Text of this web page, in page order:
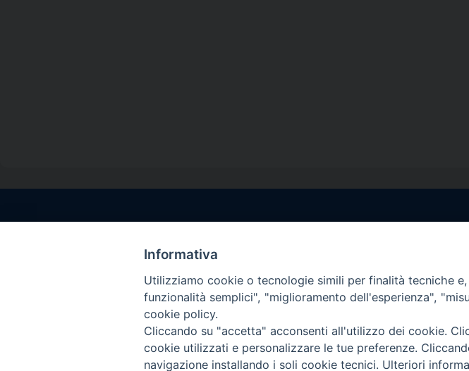
Via Santa Maria della Pietà, 44 – 80067
Sorrento (NA)
tel. 0818781244
Giorni ed Orari Apertura Uffici:
Venerdì ore 09:30 – 12:30
———————————————————–
PEC:diocesisorrentocastellammare@pec.it
Informativa
Utilizziamo cookie o tecnologie simili per finalità tecniche
funzionalità semplici", "miglioramento dell'esperienza",
cookie policy.
Cliccando su "accetta" acconsenti all'utilizzo dei cookie.
cookie utilizzati e personalizzare le tue preferenze.
navigazione installando i soli cookie tecnici. Ulteriori